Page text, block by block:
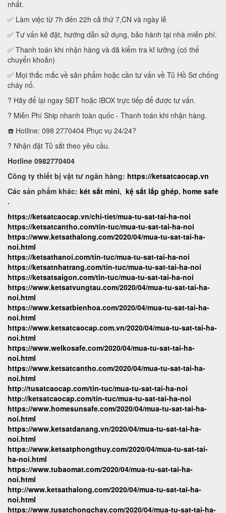
nhất.
✅ Làm việc từ 7h đến 22h cả thứ 7,CN và ngày lễ
✅ Tư vấn kê đặt, hướng dẫn sử dụng, bảo hành tại nhà miễn phí.
✅ Thanh toán khi nhận hàng và đã kiểm tra kĩ lưỡng (có thể
chuyển khoản)
✅ Mọi thắc mắc về sản phẩm hoặc cần tư vấn về Tủ Hồ Sơ chống
cháy nổ.
? Hãy để lại ngay SĐT hoặc IBOX trực tiếp để được tư vấn.
? Miễn Phí Ship nhanh toàn quốc - Thanh toán khi nhận hàng.
☎️ Hotline: 098 2770404 Phục vụ 24/24?
? Nhận đặt Tủ sắt theo yêu cầu.
Hotline 0982770404
Công ty thiết bị vật tư ngân hàng: https://ketsatcaocap.vn
Các sản phẩm khác: két sắt mini, kệ sắt lắp ghép, home safe
.
https://ketsatcaocap.vn/chi-tiet/mua-tu-sat-tai-ha-noi
https://ketsatcantho.com/tin-tuc/mua-tu-sat-tai-ha-noi
https://www.ketsathalong.com/2020/04/mua-tu-sat-tai-ha-
noi.html
https://ketsathanoi.com/tin-tuc/mua-tu-sat-tai-ha-noi
https://ketsatnhatrang.com/tin-tuc/mua-tu-sat-tai-ha-noi
https://ketsatsaigon.com/tin-tuc/mua-tu-sat-tai-ha-noi
https://www.ketsatvungtau.com/2020/04/mua-tu-sat-tai-ha-
noi.html
https://www.ketsatbienhoa.com/2020/04/mua-tu-sat-tai-ha-
noi.html
https://www.ketsatcaocap.com.vn/2020/04/mua-tu-sat-tai-ha-
noi.html
https://www.welkosafe.com/2020/04/mua-tu-sat-tai-ha-
noi.html
https://www.ketsatcantho.com/2020/04/mua-tu-sat-tai-ha-
noi.html
http://tusatcaocap.com/tin-tuc/mua-tu-sat-tai-ha-noi
http://ketsatcaocap.com/tin-tuc/mua-tu-sat-tai-ha-noi
https://www.homesunsafe.com/2020/04/mua-tu-sat-tai-ha-
noi.html
https://www.ketsatdanang.vn/2020/04/mua-tu-sat-tai-ha-
noi.html
https://www.ketsatphongthuy.com/2020/04/mua-tu-sat-tai-
ha-noi.html
https://www.tubaomat.com/2020/04/mua-tu-sat-tai-ha-
noi.html
http://www.ketsathalong.com/2020/04/mua-tu-sat-tai-ha-
noi.html
https://www.tusatchongchay.com/2020/04/mua-tu-sat-tai-ha-